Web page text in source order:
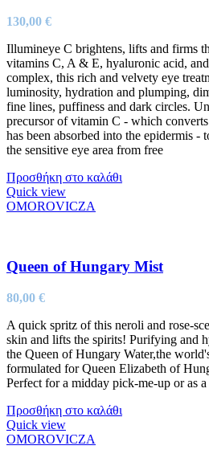
130,00 €
Illumineye C brightens, lifts and firms
vitamins C, A & E, hyaluronic acid,
complex, this rich and velvety eye
luminosity, hydration and plumping,
fine lines, puffiness and dark circles.
precursor of vitamin C - which
has been absorbed into the epidermis -
the sensitive eye area from free
Προσθήκη στο καλάθι
Quick view
OMOROVICZA
Queen of Hungary Mist
80,00 €
A quick spritz of this neroli and rose-
skin and lifts the spirits! Purifying and
the Queen of Hungary Water,the
formulated for Queen Elizabeth of
Perfect for a midday pick-me-up or as a
Προσθήκη στο καλάθι
Quick view
OMOROVICZA